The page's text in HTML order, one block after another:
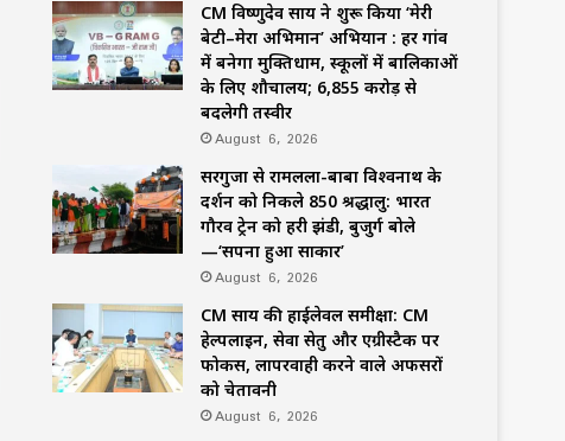
CM विष्णुदेव साय ने शुरू किया ‘मेरी
बेटी–मेरा अभिमान’ अभियान : हर गांव
में बनेगा मुक्तिधाम, स्कूलों में बालिकाओं
के लिए शौचालय; 6,855 करोड़ से
बदलेगी तस्वीर
August 6, 2026
सरगुजा से रामलला-बाबा विश्वनाथ के
दर्शन को निकले 850 श्रद्धालु: भारत
गौरव ट्रेन को हरी झंडी, बुजुर्ग बोले
—‘सपना हुआ साकार’
August 6, 2026
CM साय की हाईलेवल समीक्षा: CM
हेल्पलाइन, सेवा सेतु और एग्रीस्टैक पर
फोकस, लापरवाही करने वाले अफसरों
को चेतावनी
August 6, 2026